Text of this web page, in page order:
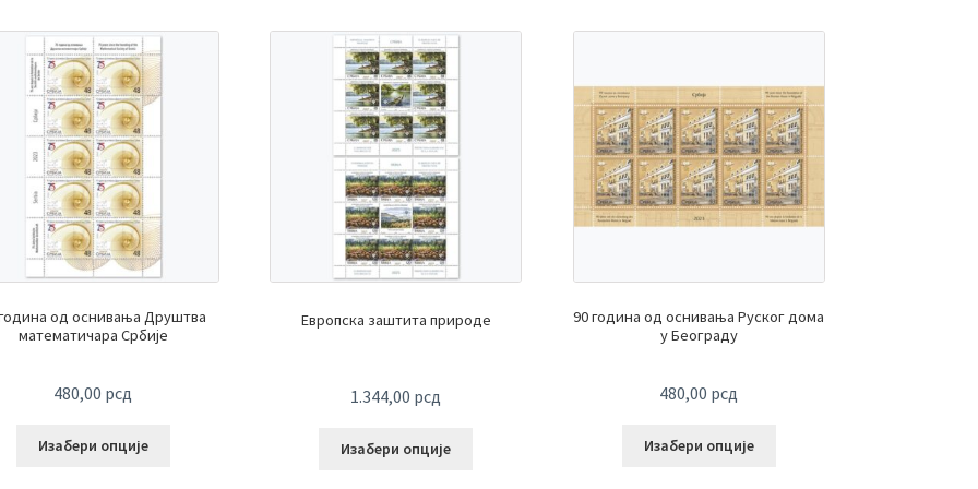
од оснивања Друштва
математичара Србије
480,00 рсд
Изабери опције
Европска заштита природе
1.344,00 рсд
Изабери опције
90 година од оснивања Руског дома
у Београду
480,00 рсд
Изабери опције